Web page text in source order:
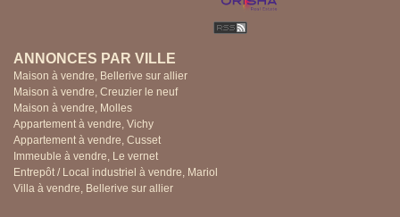
ANNONCES PAR VILLE
Maison à vendre, Bellerive sur allier
Maison à vendre, Creuzier le neuf
Maison à vendre, Molles
Appartement à vendre, Vichy
Appartement à vendre, Cusset
Immeuble à vendre, Le vernet
Entrepôt / Local industriel à vendre, Mariol
Villa à vendre, Bellerive sur allier